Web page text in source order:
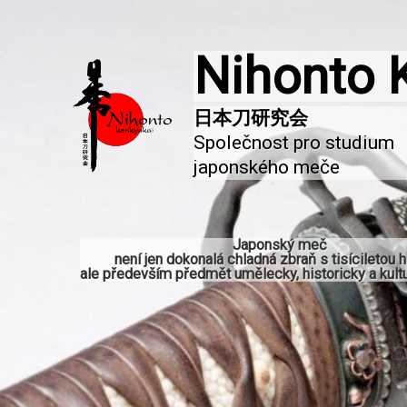
Nihonto
Společnost pro studium
japonského meče
Japonský meč
není jen dokonalá chladná zbraň s tisíciletou
ale především předmět umělecky, historicky a